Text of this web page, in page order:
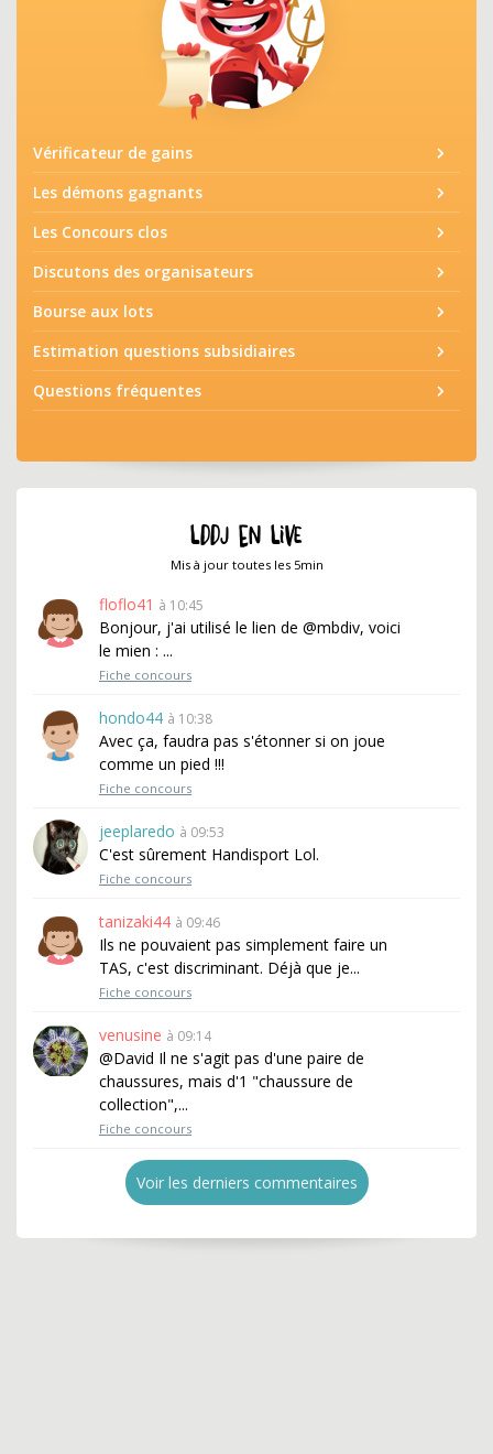
Vérificateur de gains
Les démons gagnants
Les Concours clos
Discutons des organisateurs
Bourse aux lots
Estimation questions subsidiaires
Questions fréquentes
LDDJ EN LIVE
Mis à jour toutes les 5min
floflo41 à 10:45
Bonjour, j'ai utilisé le lien de @mbdiv, voici
le mien : ...
Fiche concours
hondo44 à 10:38
Avec ça, faudra pas s'étonner si on joue
comme un pied !!!
Fiche concours
jeeplaredo à 09:53
C'est sûrement Handisport Lol.
Fiche concours
tanizaki44 à 09:46
Ils ne pouvaient pas simplement faire un
TAS, c'est discriminant. Déjà que je...
Fiche concours
venusine à 09:14
@David Il ne s'agit pas d'une paire de
chaussures, mais d'1 "chaussure de
collection",...
Fiche concours
Voir les derniers commentaires